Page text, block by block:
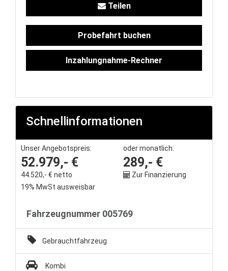
Flottenkunden
Connect
Skoda
Unternehmen
Wartung&Inspektion
/
Kaufpreisschutz
/ KFZ-
Teilen
Probefahrt buchen
Inzahlungnahme-Rechner
Schnellinformationen
Unser Angebotspreis:
52.979,- €
44.520,- € netto
19% MwSt ausweisbar
oder monatlich:
289,- €
Zur Finanzierung
Fahrzeugnummer 005769
Gebrauchtfahrzeug
Kombi